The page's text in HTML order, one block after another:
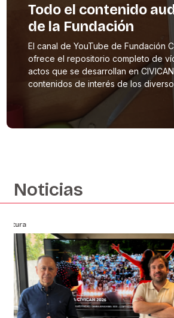
de la Fundación
ofrece el repositorio completo de
actos que se desarrollan en
contenidos de interés de los
Noticias